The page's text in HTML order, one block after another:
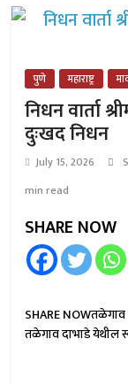
पुणे महाराष्ट्र
निधन वार्ता
दुःखद निधन
July 15, 2026
min read
SHARE NOW
SHARE NOWतळेगाव
तळेगाव दाभाडे येथील